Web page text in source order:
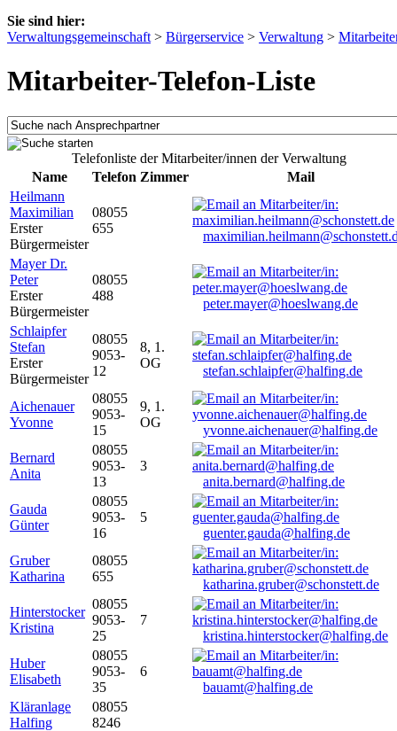
Sie sind hier:
Verwaltungsgemeinschaft > Bürgerservice > Verwaltung >
Mitarbeiter-Telefon-Liste
Telefonliste der Mitarbeiter/innen der Verwaltung
Name
Telefon Zimmer
Mail
Heilmann
Maximilian
Erster
Bürgermeister
08055
655
Mayer Dr.
Peter
Erster
Bürgermeister
08055
488
peter.mayer@hoeslwang.de
Schlaipfer
Stefan
Erster
Bürgermeister
08055
9053-
12
8, 1.
OG
stefan.schlaipfer@halfing.de
Aichenauer
Yvonne
08055
9053-
15
9, 1.
OG
yvonne.aichenauer@halfing.de
Bernard
Anita
08055
9053-
13
3
anita.bernard@halfing.de
Gauda
Günter
08055
9053-
16
5
guenter.gauda@halfing.de
Gruber
Katharina
08055
655
katharina.gruber@schonstett.de
Hinterstocker
Kristina
08055
9053-
25
7
kristina.hinterstocker@halfing.de
Huber
Elisabeth
08055
9053-
35
6
bauamt@halfing.de
Kläranlage
Halfing
08055
8246